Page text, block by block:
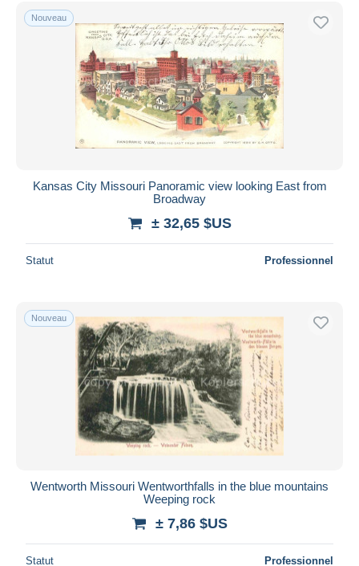
St Louis – Missouri
Autres & non classés
920
Uniquement en réduction
Livraison gratuite
Méthodes de paiement
PayPal
Virement bancaire
Visa
Mastercard
iDeal
Appliquer
Nouveau
Kansas City Missouri Panoramic view looking East from
Broadway
± 32,65 $US
Statut Professionnel
Nouveau
Wentworth Missouri Wentworthfalls in the blue mountains
Weeping rock
± 7,86 $US
Statut Professionnel